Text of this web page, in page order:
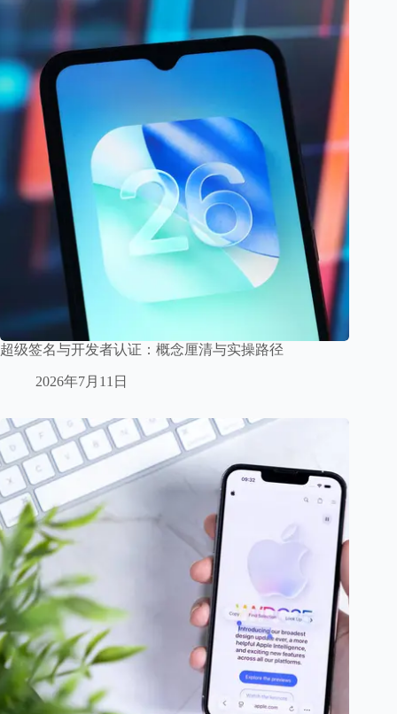
超级签名与开发者认证：概念厘清与实操路径
2026年7月11日